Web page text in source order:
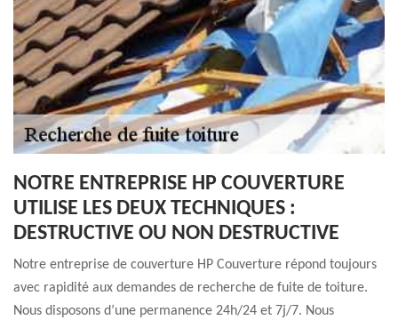
NOTRE ENTREPRISE HP COUVERTURE
UTILISE LES DEUX TECHNIQUES :
DESTRUCTIVE OU NON DESTRUCTIVE
Notre entreprise de couverture HP Couverture répond toujours
avec rapidité aux demandes de recherche de fuite de toiture.
Nous disposons d’une permanence 24h/24 et 7j/7. Nous